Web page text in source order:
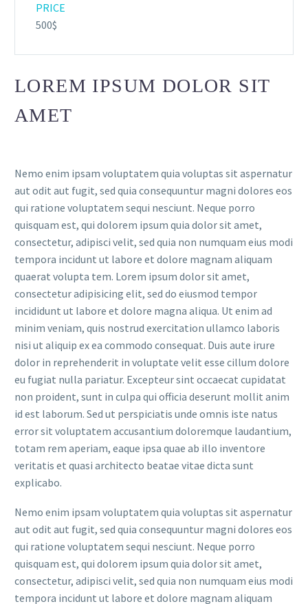
PRICE
500$
LOREM IPSUM DOLOR SIT
AMET
Nemo enim ipsam voluptatem quia voluptas sit aspernatur
aut odit aut fugit, sed quia consequuntur magni dolores eos
qui ratione voluptatem sequi nesciunt. Neque porro
quisquam est, qui dolorem ipsum quia dolor sit amet,
consectetur, adipisci velit, sed quia non numquam eius modi
tempora incidunt ut labore et dolore magnam aliquam
quaerat volupta tem. Lorem ipsum dolor sit amet,
consectetur adipisicing elit, sed do eiusmod tempor
incididunt ut labore et dolore magna aliqua. Ut enim ad
minim veniam, quis nostrud exercitation ullamco laboris
nisi ut aliquip ex ea commodo consequat. Duis aute irure
dolor in reprehenderit in voluptate velit esse cillum dolore
eu fugiat nulla pariatur. Excepteur sint occaecat cupidatat
non proident, sunt in culpa qui officia deserunt mollit anim
id est laborum. Sed ut perspiciatis unde omnis iste natus
error sit voluptatem accusantium doloremque laudantium,
totam rem aperiam, eaque ipsa quae ab illo inventore
veritatis et quasi architecto beatae vitae dicta sunt
explicabo.
Nemo enim ipsam voluptatem quia voluptas sit aspernatur
aut odit aut fugit, sed quia consequuntur magni dolores eos
qui ratione voluptatem sequi nesciunt. Neque porro
quisquam est, qui dolorem ipsum quia dolor sit amet,
consectetur, adipisci velit, sed quia non numquam eius modi
tempora incidunt ut labore et dolore magnam aliquam